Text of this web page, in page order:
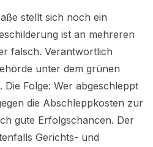
stellt sich noch ein
ist an mehreren
falsch. Verantwortlich
unter dem grünen
Die Folge: Wer abgeschleppt
die Abschleppkosten zur
gute Erfolgschancen. Der
Gerichts- und